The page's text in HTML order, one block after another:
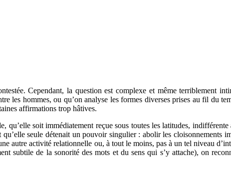
Cependant, la question est complexe et même terriblement
les hommes, ou qu’on analyse les formes diverses prises au fil du
affirmations trop hâtives.
soit immédiatement reçue sous toutes les latitudes,
seule détenait un pouvoir singulier : abolir les cloisonnements
autre activité relationnelle ou, à tout le moins, pas à un tel niveau
de la sonorité des mots et du sens qui s’y attache), on